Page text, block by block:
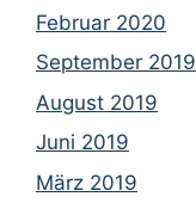
Februar 2020
September 2019
August 2019
Juni 2019
März 2019